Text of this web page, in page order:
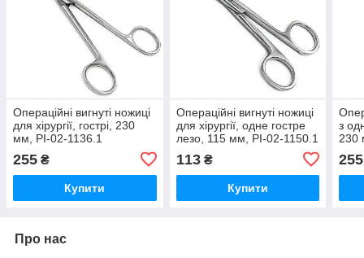
Операційні вигнуті ножиці
для хірургії, гострі, 230
мм, PI-02-1136.1
255 ₴
Купити
Операційні вигнуті ножиці
для хірургії, одне гостре
лезо, 115 мм, PI-02-1150.1
113₴
Купити
з
230
255
Про нас